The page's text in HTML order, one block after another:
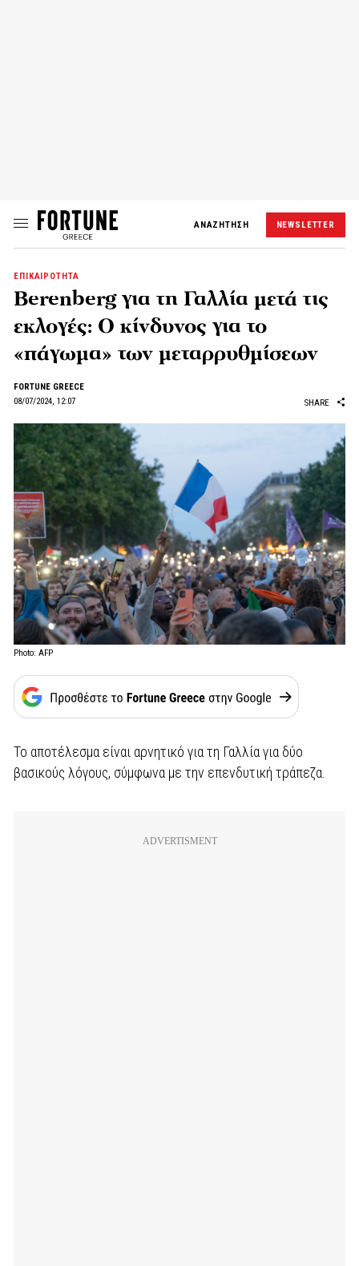
ΑΝΑΖΗΤΗΣΗ NEWSLETTER
ΕΠΙΚΑΙΡΟΤΗΤΑ
Berenberg για τη Γαλλία μετά τις
εκλογές: Ο κίνδυνος για το
«πάγωμα» των μεταρρυθμίσεων
FORTUNE GREECE
08/07/2024, 12:07
SHARE
Photo: AFP
Το αποτέλεσμα είναι αρνητικό για τη Γαλλία για δύο
βασικούς λόγους, σύμφωνα με την επενδυτική τράπεζα.